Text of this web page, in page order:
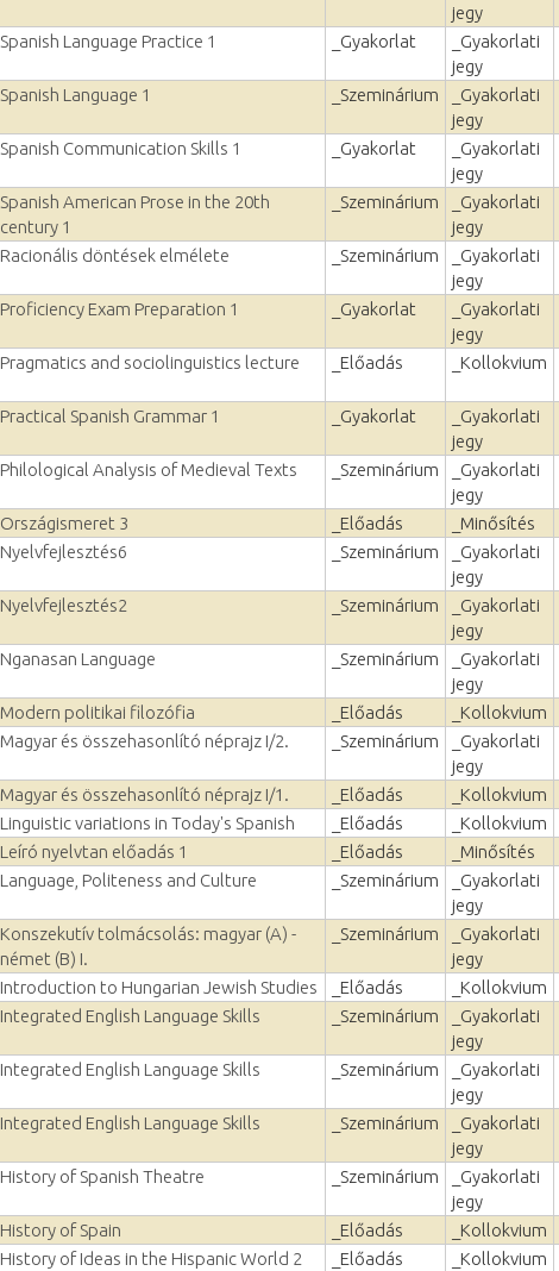
jegy
Spanish Language Practice 1 _Gyakorlat
_Gyakorlati
jegy
Spanish Language 1 _Szeminárium
_Gyakorlati
jegy
Spanish Communication Skills 1 _Gyakorlat
_Gyakorlati
jegy
Spanish American Prose in the 20th
century 1
_Szeminárium
_Gyakorlati
jegy
Racionális döntések elmélete _Szeminárium
_Gyakorlati
jegy
Proficiency Exam Preparation 1 _Gyakorlat
_Gyakorlati
jegy
Pragmatics and sociolinguistics lecture _Előadás _Kollokvium
Practical Spanish Grammar 1 _Gyakorlat
_Gyakorlati
jegy
Philological Analysis of Medieval Texts _Szeminárium
_Gyakorlati
jegy
Országismeret 3 _Előadás
_Minősítés
Nyelvfejlesztés6 _Szeminárium
_Gyakorlati
jegy
Nyelvfejlesztés2 _Szeminárium
_Gyakorlati
jegy
Nganasan Language _Szeminárium
_Gyakorlati
jegy
Modern politikai filozófia _Előadás
_Kollokvium
Magyar és összehasonlító néprajz I/2. _Szeminárium
_Gyakorlati
jegy
Magyar és összehasonlító néprajz I/1. _Előadás
_Kollokvium
Linguistic variations in Today's Spanish _Előadás
_Kollokvium
Leíró nyelvtan előadás 1 _Előadás
_Minősítés
Language, Politeness and Culture _Szeminárium
_Gyakorlati
jegy
Konszekutív tolmácsolás: magyar (A) -
német (B) I.
_Szeminárium
_Gyakorlati
jegy
Introduction to Hungarian Jewish Studies _Előadás
_Kollokvium
Integrated English Language Skills _Szeminárium
_Gyakorlati
jegy
Integrated English Language Skills _Szeminárium
_Gyakorlati
jegy
Integrated English Language Skills _Szeminárium
_Gyakorlati
jegy
History of Spanish Theatre _Szeminárium
_Gyakorlati
jegy
History of Spain _Előadás
_Kollokvium
History of Ideas in the Hispanic World 2 _Előadás _Kollokvium